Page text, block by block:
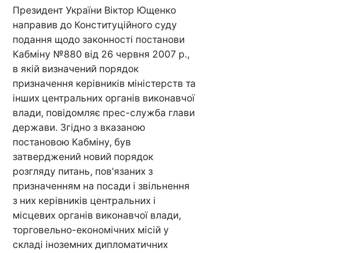
Президент України Віктор Ющенко
направив до Конституційного суду
подання щодо законності постанови
Кабміну №880 від 26 червня 2007 р.,
в якій визначений порядок
призначення керівників міністерств та
інших центральних органів виконавчої
влади, повідомляє прес-служба глави
держави. Згідно з вказаною
постановою Кабміну, був
затверджений новий порядок
розгляду питань, пов'язаних з
призначенням на посади і звільнення
з них керівників центральних і
місцевих органів виконавчої влади,
торговельно-економічних місій у
складі іноземних дипломатичних